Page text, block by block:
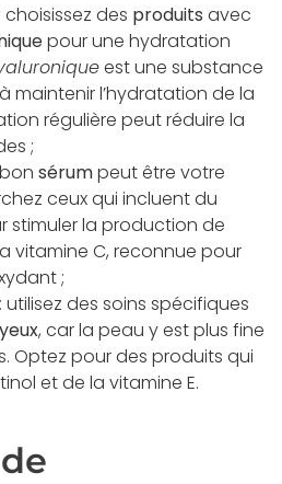
: choisissez des produits avec
pour une hydratation
est une substance
maintenir l’hydratation de la
régulière peut réduire la
;
sérumpeut être votre
ceux qui incluent du
stimuler la production de
vitamine C, reconnue pour
;
: utilisez des soins spécifiques
yeux, car la peau y est plus fine
Optez pour des produits qui
et de la vitamine E.